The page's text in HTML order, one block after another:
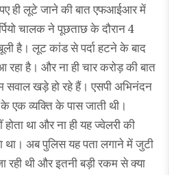
ही लूटे जाने की बात एफआईआर में
चालक ने पूछताछ के दौरान 4
है। लूट कांड से पर्दा हटने के बाद
रहा है। और ना ही चार करोड़ की बात
खड़े हो रहे हैं। एसपी अभिनंदन
एक व्यक्ति के पास जाती थी।
था और ना ही यह ज्वेलरी की
था। अब पुलिस यह पता लगाने में जुटी
थी और इतनी बड़ी रकम से क्या